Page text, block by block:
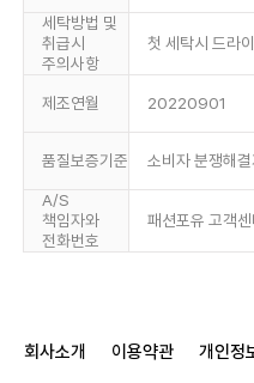
세탁방법 및
취급시
주의사항
첫 세탁시 드라
제조연월 20220901
품질보증기준 소비자 분쟁해
A/S
책임자와
전화번호
패션포유 고객
회사소개 이용약관 개인정